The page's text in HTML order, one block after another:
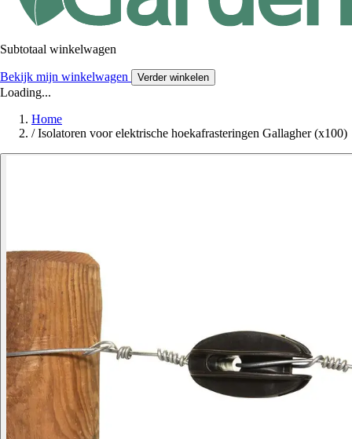
Subtotaal winkelwagen
Bekijk mijn winkelwagen Verder winkelen
Loading...
Home
/ Isolatoren voor elektrische hoekafrasteringen Gallagher (x100)